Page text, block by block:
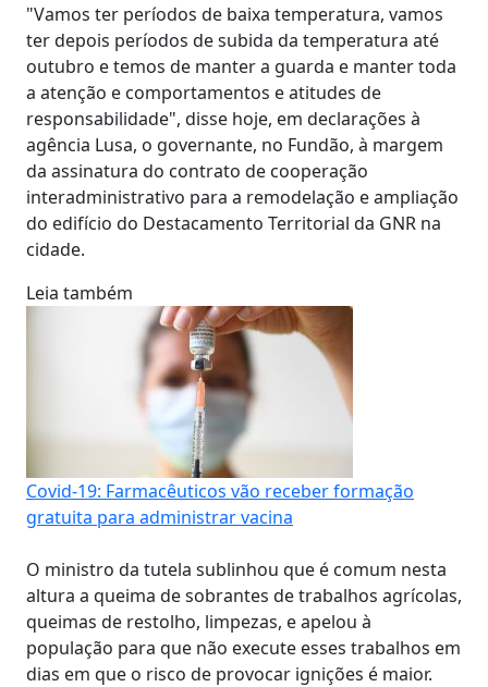
"Vamos ter períodos de baixa temperatura, vamos
ter depois períodos de subida da temperatura até
outubro e temos de manter a guarda e manter toda
a atenção e comportamentos e atitudes de
responsabilidade", disse hoje, em declarações à
agência Lusa, o governante, no Fundão, à margem
da assinatura do contrato de cooperação
interadministrativo para a remodelação e ampliação
do edifício do Destacamento Territorial da GNR na
cidade.
Leia também
Covid-19: Farmacêuticos vão receber formação
gratuita para administrar vacina
O ministro da tutela sublinhou que é comum nesta
altura a queima de sobrantes de trabalhos agrícolas,
queimas de restolho, limpezas, e apelou à
população para que não execute esses trabalhos em
dias em que o risco de provocar ignições é maior.